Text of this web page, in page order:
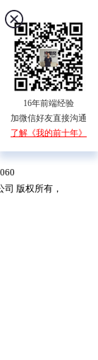
版权所有，
16年前端经验
加微信好友直接沟通
了解《我的前十年》